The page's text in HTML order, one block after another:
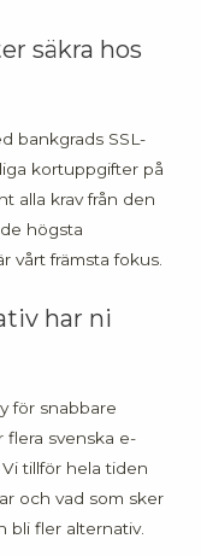
säkra hos
bankgrads SSL-
kortuppgifter på
alla krav från den
högsta
vårt främsta fokus.
har ni
för snabbare
svenska e-
tillför hela tiden
och vad som sker
bli fler alternativ.